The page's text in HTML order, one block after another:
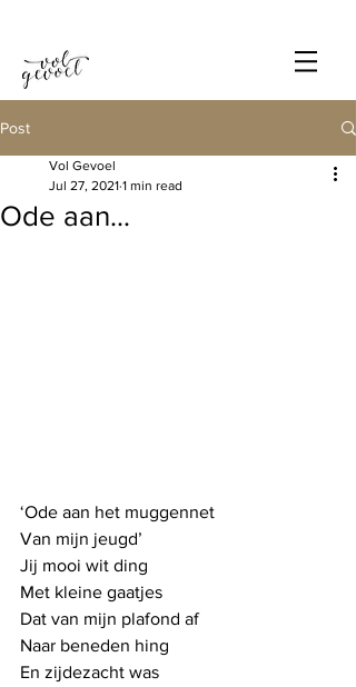
Post
Ode aan...
Vol Gevoel
Jul 27, 2021 1 min read
‘Ode aan het muggennet
Van mijn jeugd’
Jij mooi wit ding
Met kleine gaatjes
Dat van mijn plafond af
Naar beneden hing
En zijdezacht was